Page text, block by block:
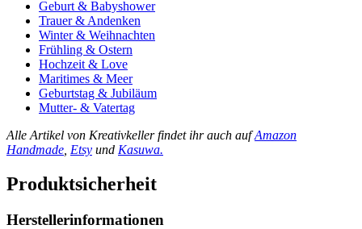
Geburt & Babyshower
Trauer & Andenken
Winter & Weihnachten
Frühling & Ostern
Hochzeit & Love
Maritimes & Meer
Geburtstag & Jubiläum
Mutter- & Vatertag
Alle Artikel von Kreativkeller findet ihr auch aufAmazon
Handmade Etsy und Kasuwa.
Produktsicherheit
Herstellerinformationen